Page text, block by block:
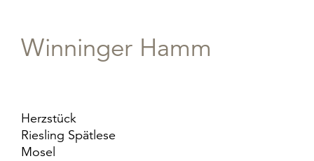
Winninger Hamm
Herzstück
Riesling Spätlese
Mosel